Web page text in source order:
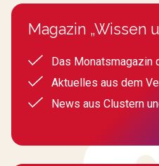
Magazin „Wissen
Das Monatsmagazin
Aktuelles aus dem
News aus Clustern